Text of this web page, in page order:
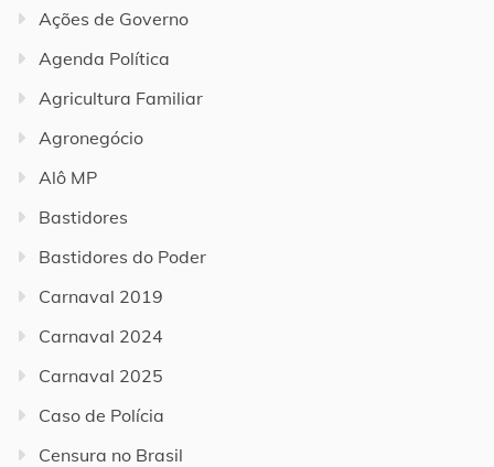
Ações de Governo
Agenda Política
Agricultura Familiar
Agronegócio
Alô MP
Bastidores
Bastidores do Poder
Carnaval 2019
Carnaval 2024
Carnaval 2025
Caso de Polícia
Censura no Brasil